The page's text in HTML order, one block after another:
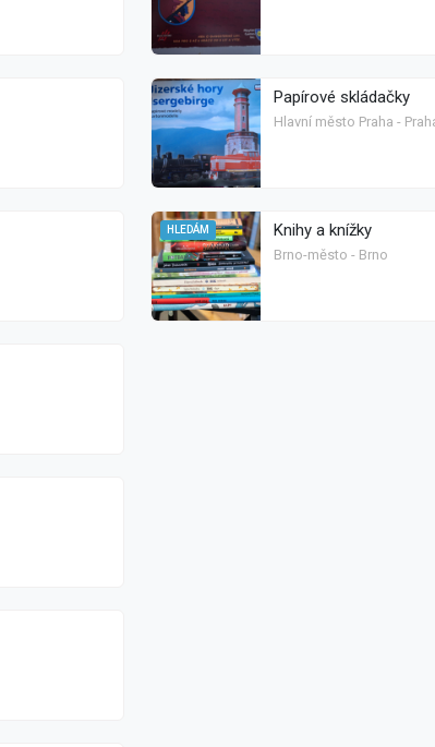
Papírové skládačky
Hlavní město Praha -
HLEDÁM Knihy a knížky
Brno-město - Brno